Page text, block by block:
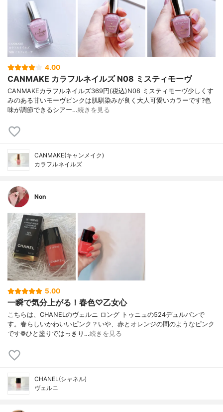
4.00
CANMAKE カラフルネイルズ N08 ミスティモーヴ
CANMAKEカラフルネイルズ369円(税込)N08 ミスティモーヴ少しくす
みのある甘いモーヴピンクは肌馴染みが良く大人可愛いカラーです?色
味が調節できるシアー…続きを見る
CANMAKE(キャンメイク)
カラフルネイルズ
Non
5.00
一瞬で気分上がる！春色♡乙女心
こちらは、CHANELのヴェルニ ロング トゥニュの524デュルバンで
す。春らしいかわいいピンク？いや、赤とオレンジの間のようなピンク
です❁︎ひと塗りではっきり…続きを見る
CHANEL(シャネル)
ヴェルニ